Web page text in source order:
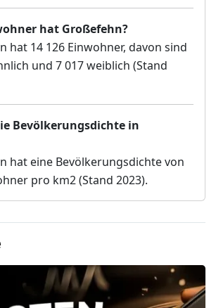
hat Großefehn?
hat 14 126 Einwohner, davon sind
und 7 017 weiblich (Stand
Bevölkerungsdichte in
hat eine Bevölkerungsdichte von
pro km2 (Stand 2023).